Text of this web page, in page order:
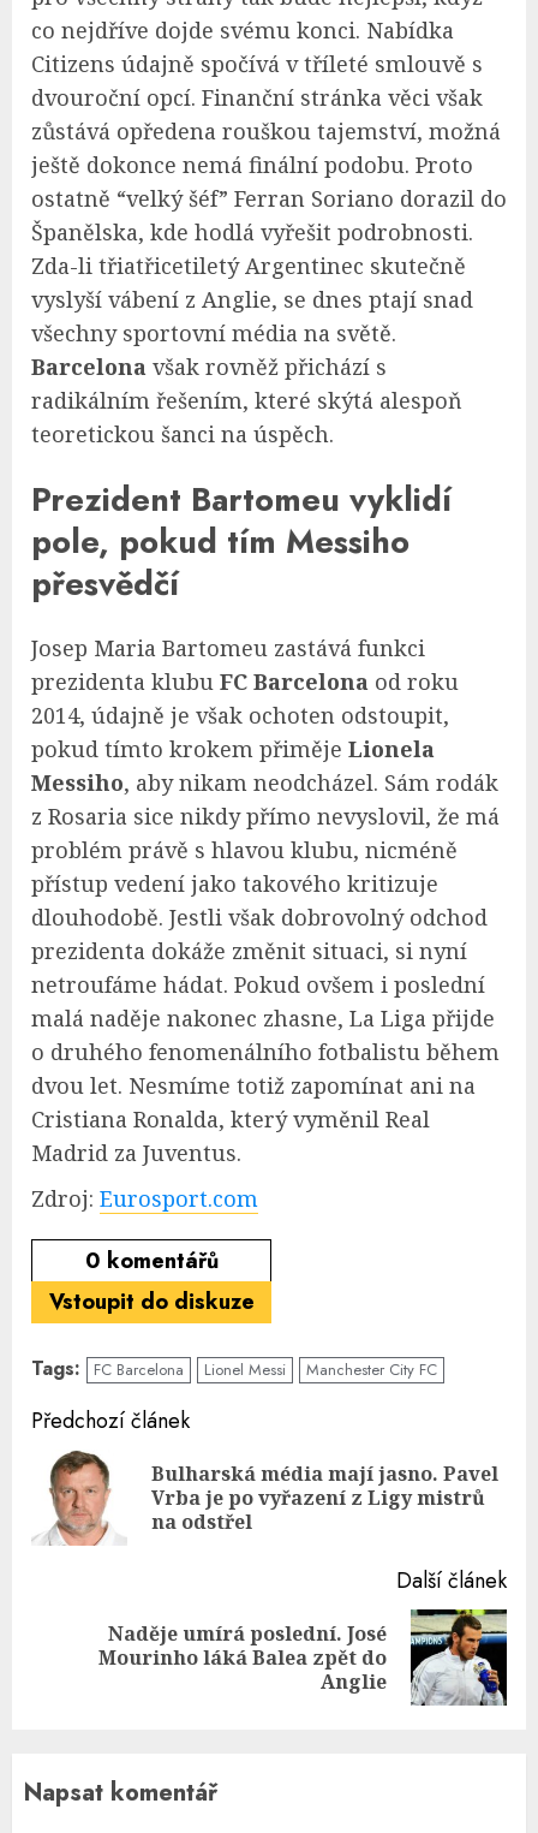
co nejdříve dojde svému konci. Nabídka
Citizens údajně spočívá v tříleté smlouvě s
dvouroční opcí. Finanční stránka věci však
zůstává opředena rouškou tajemství, možná
ještě dokonce nemá finální podobu. Proto
ostatně “velký šéf” Ferran Soriano dorazil do
Španělska, kde hodlá vyřešit podrobnosti.
Zda-li třiatřicetiletý Argentinec skutečně
vyslyší vábení z Anglie, se dnes ptají snad
všechny sportovní média na světě.
Barcelona však rovněž přichází s
radikálním řešením, které skýtá alespoň
teoretickou šanci na úspěch.
Prezident Bartomeu vyklidí
pole, pokud tím Messiho
přesvědčí
Josep Maria Bartomeu zastává funkci
prezidenta klubu FC Barcelona od roku
2014, údajně je však ochoten odstoupit,
pokud tímto krokem přiměje Lionela
Messiho, aby nikam neodcházel. Sám rodák
z Rosaria sice nikdy přímo nevyslovil, že má
problém právě s hlavou klubu, nicméně
přístup vedení jako takového kritizuje
dlouhodobě. Jestli však dobrovolný odchod
prezidenta dokáže změnit situaci, si nyní
netroufáme hádat. Pokud ovšem i poslední
malá naděje nakonec zhasne, La Liga přijde
o druhého fenomenálního fotbalistu během
dvou let. Nesmíme totiž zapomínat ani na
Cristiana Ronalda, který vyměnil Real
Madrid za Juventus.
Zdroj: Eurosport.com
0 komentářů
Vstoupit do diskuze
Tags: FC Barcelona Lionel Messi Manchester City FC
Continue
Reading
Předchozí článek
Bulharská média mají jasno. Pavel
Vrba je po vyřazení z Ligy mistrů
na odstřel
Další článek
Naděje umírá poslední. José
Mourinho láká Balea zpět do
Anglie
Napsat komentář